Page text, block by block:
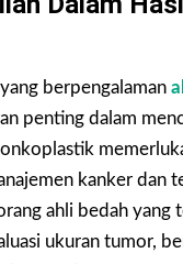
berpengalaman
penting dalam
kanker dan
ahli bedah yang
ukuran tumor,